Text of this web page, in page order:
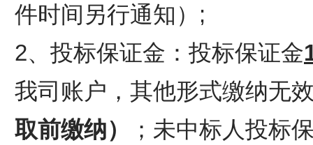
件时间另行通知）;
2、投标保证金：投标保证金
我司账户，其他形式缴纳无
取前缴纳）
；未中标人投标